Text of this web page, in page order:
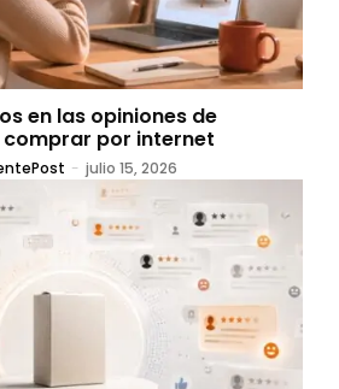
en las opiniones de
por internet
- julio 15, 2026